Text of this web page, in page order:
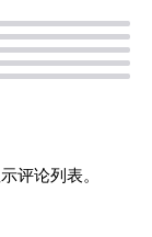
评论列表。